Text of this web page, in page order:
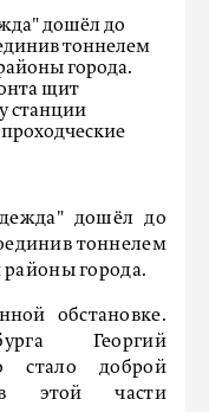
дошёл до
тоннелем
города.
щит
станции
дошёл до
тоннелем
города.
обстановке.
Георгий
стало доброй
в этой части